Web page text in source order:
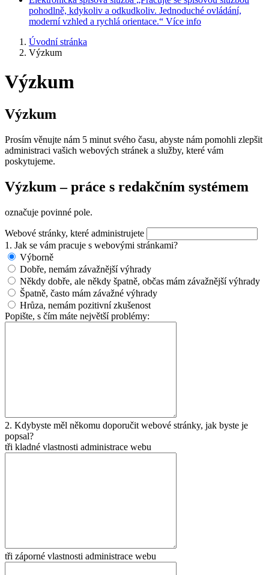
pohodlně, kdykoliv a odkudkoliv. Jednoduché ovládání,
moderní vzhled a rychlá orientace.“ Více info
Úvodní stránka
Výzkum
Výzkum
Výzkum
Prosím věnujte nám 5 minut svého času, abyste nám pomohli zlepšit
administraci vašich webových stránek a služby, které vám
poskytujeme.
Výzkum – práce s redakčním systémem
označuje povinné pole.
Webové stránky, které administrujete
1. Jak se vám pracuje s webovými stránkami?
Výborně
Dobře, nemám závažnější výhrady
Někdy dobře, ale někdy špatně, občas mám závažnější výhrady
Špatně, často mám závažné výhrady
Hrůza, nemám pozitivní zkušenost
Popište, s čím máte největší problémy:
2. Kdybyste měl někomu doporučit webové stránky, jak byste je
popsal?
tři kladné vlastnosti administrace webu
tři záporné vlastnosti administrace webu